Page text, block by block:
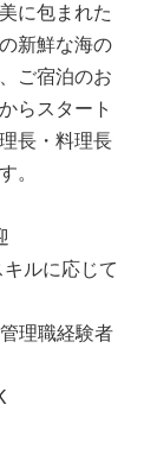
に包まれた
新鮮な海の
ご宿泊のお
らスタート
長・料理長
。
ルに応じて
理職経験者